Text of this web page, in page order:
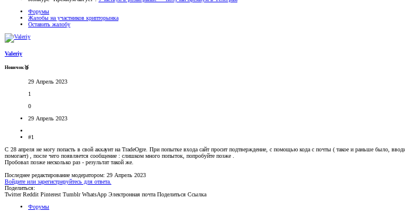
Форумы
Жалобы на участников крипторынка
Оставить жалобу
Valeriy
Новичок🥉
29 Апрель 2023
1
0
29 Апрель 2023
#1
С 28 апреля не могу попасть в свой аккаунт на TradeOgre. При попытке входа сайт просит подтверждение, с помощью кода с почты ( такое и раньше было,
помогает) , после чего появляется сообщение : слишком много попыток, попробуйте позже .
Пробовал позже несколько раз - результат такой же.
Последнее редактирование модератором: 29 Апрель 2023
Войдите или зарегистрируйтесь для ответа.
Поделиться:
Twitter Reddit Pinterest Tumblr WhatsApp Электронная почта Поделиться Ссылка
Форумы